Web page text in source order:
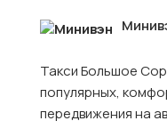
Такси Большое
популярных,
передвижения на